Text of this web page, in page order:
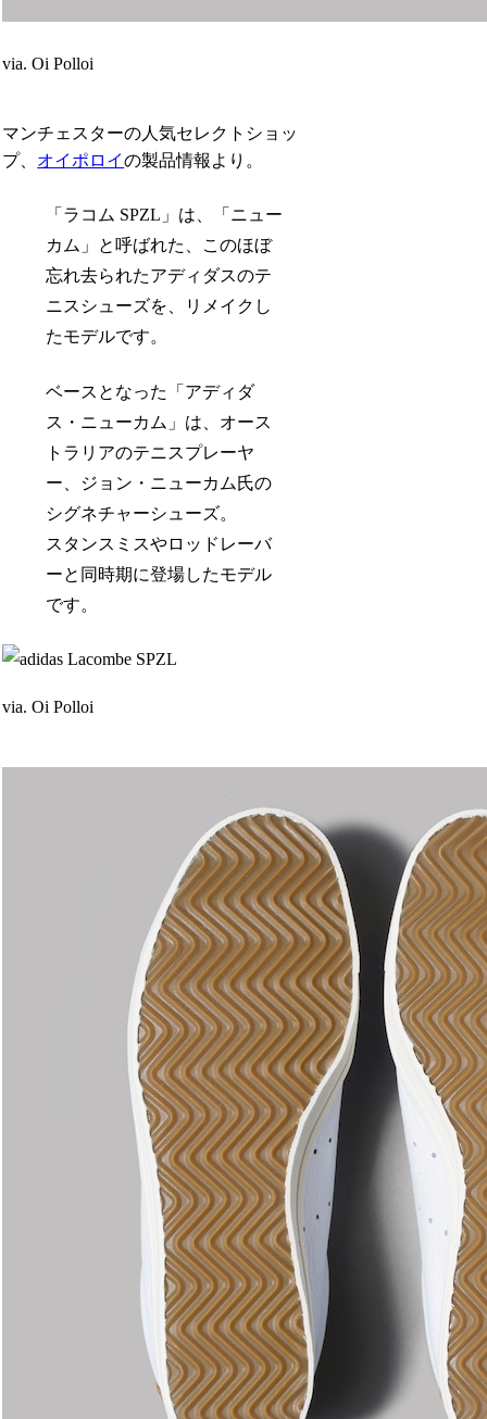
via. Oi Polloi
マンチェスターの人気セレクトショッ
プ、 オイポロイの製品情報より。
「ラコム SPZL」は、「ニュー
カム」と呼ばれた、このほぼ
忘れ去られたアディダスのテ
ニスシューズを、リメイクし
たモデルです。
ベースとなった「アディダ
ス・ニューカム」は、オース
トラリアのテニスプレーヤ
ー、ジョン・ニューカム氏の
シグネチャーシューズ。
スタンスミスやロッドレーバ
ーと同時期に登場したモデル
です。
via. Oi Polloi